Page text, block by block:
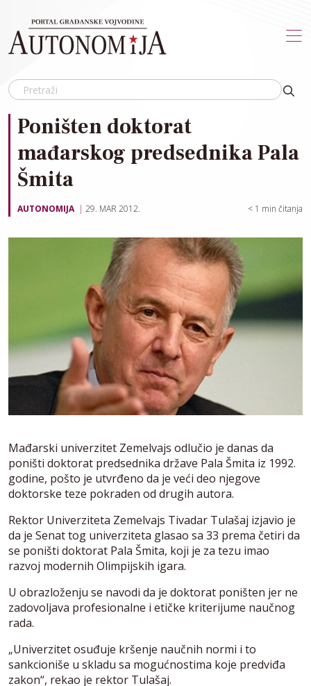
Poništen doktorat
mađarskog predsednika Pala
Šmita
AUTONOMIJA 29. MAR 2012. < 1 min čitanja
Mađarski univerzitet Zemelvajs odlučio je danas da
poništi doktorat predsednika države Pala Šmita iz 1992.
godine, pošto je utvrđeno da je veći deo njegove
doktorske teze pokraden od drugih autora.
Rektor Univerziteta Zemelvajs Tivadar Tulašaj izjavio je
da je Senat tog univerziteta glasao sa 33 prema četiri da
se poništi doktorat Pala Šmita, koji je za tezu imao
razvoj modernih Olimpijskih igara.
U obrazloženju se navodi da je doktorat poništen jer ne
zadovoljava profesionalne i etičke kriterijume naučnog
rada.
„Univerzitet osuđuje kršenje naučnih normi i to
sankcioniše u skladu sa mogućnostima koje predviđa
zakon“, rekao je rektor Tulašaj.